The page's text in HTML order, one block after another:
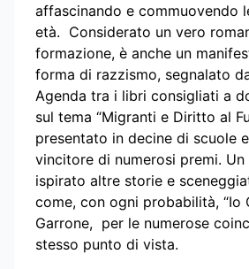
affascinando e commuovendo
età. Considerato un vero
formazione, è anche un
forma di razzismo, segnalato
Agenda tra i libri consigliati a
sul tema “Migranti e Diritto al
presentato in decine di scuole
vincitore di numerosi premi. Un
ispirato altre storie e
come, con ogni probabilità, “Io
Garrone, per le numerose
stesso punto di vista.